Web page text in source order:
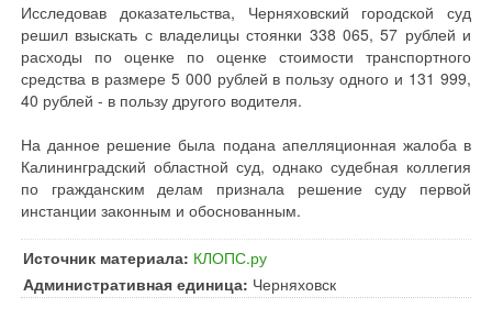
Исследовав доказательства, Черняховский городской суд
решил взыскать с владелицы стоянки 338 065, 57 рублей и
расходы по оценке по оценке стоимости транспортного
средства в размере 5 000 рублей в пользу одного и 131 999,
40 рублей - в пользу другого водителя.
На данное решение была подана апелляционная жалоба в
Калининградский областной суд, однако судебная коллегия
по гражданским делам признала решение суду первой
инстанции законным и обоснованным.
Источник материала: КЛОПС.ру
Административная единица: Черняховск